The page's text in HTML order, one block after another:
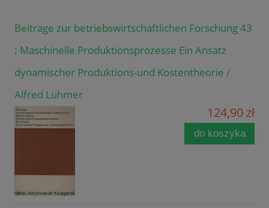
Beitrage zur betriebswirtschaftlichen Forschung 43
: Maschinelle Produktionsprozesse Ein Ansatz
dynamischer Produktions-und Kostentheorie /
Alfred Luhmer
124,90 zł
do koszyka